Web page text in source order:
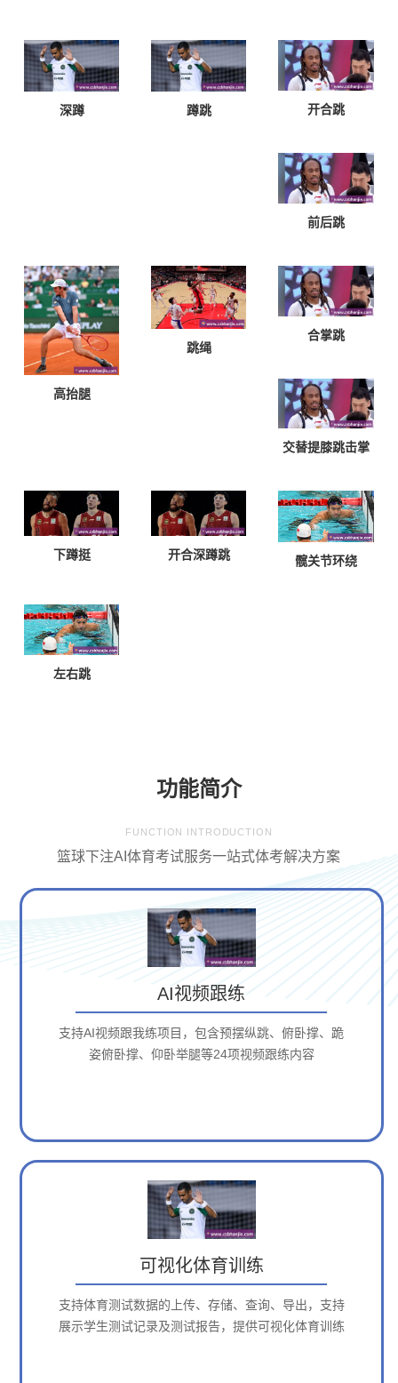
深蹲 蹲跳 开合跳
前后跳
高抬腿
跳绳
合掌跳
交替提膝跳击掌
下蹲挺 开合深蹲跳 髋关节环绕
左右跳
功能简介
FUNCTION INTRODUCTION
篮球下注AI体育考试服务一站式体考解决方案
AI视频跟练
支持AI视频跟我练项目，包含预摆纵跳、俯卧撑、跪
姿俯卧撑、仰卧举腿等24项视频跟练内容
可视化体育训练
支持体育测试数据的上传、存储、查询、导出，支持
展示学生测试记录及测试报告，提供可视化体育训练